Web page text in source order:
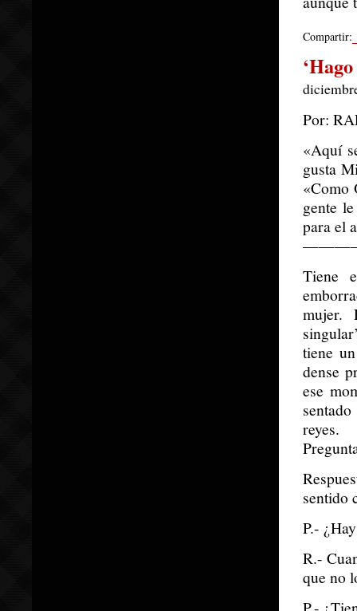
Compartir:
Por:
«Aquí
gusta
«Como
gente
para el
Tiene
mujer.
tiene
dense
ese
reyes.
sentido
P.-
R.-
que no